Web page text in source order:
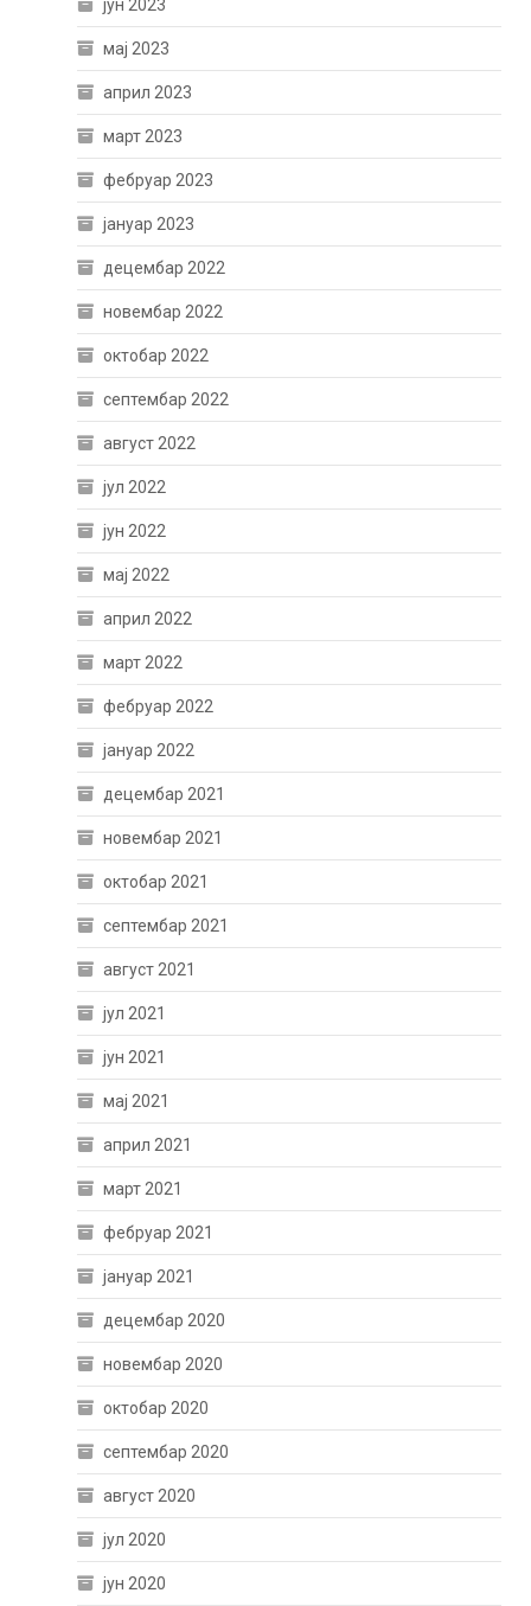
јун 2023
мај 2023
април 2023
март 2023
фебруар 2023
јануар 2023
децембар 2022
новембар 2022
октобар 2022
септембар 2022
август 2022
јул 2022
јун 2022
мај 2022
април 2022
март 2022
фебруар 2022
јануар 2022
децембар 2021
новембар 2021
октобар 2021
септембар 2021
август 2021
јул 2021
јун 2021
мај 2021
април 2021
март 2021
фебруар 2021
јануар 2021
децембар 2020
новембар 2020
октобар 2020
септембар 2020
август 2020
јул 2020
јун 2020